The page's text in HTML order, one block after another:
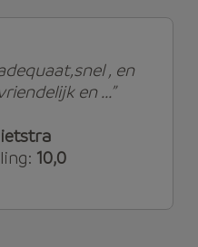
, en
en ...”
10,0